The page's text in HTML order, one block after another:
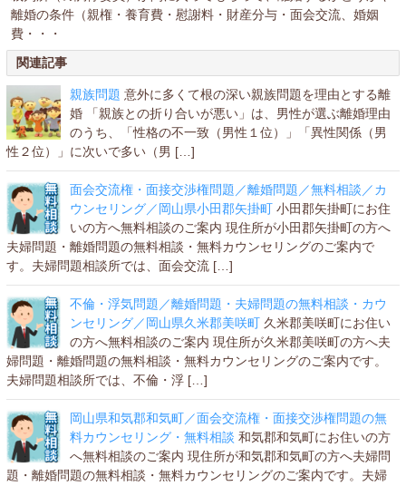
離婚の条件（親権・養育費・慰謝料・財産分与・面会交流、婚姻
費・・・
関連記事
親族問題 意外に多くて根の深い親族問題を理由とする離
婚 「親族との折り合いが悪い」は、男性が選ぶ離婚理由
のうち、「性格の不一致（男性１位）」「異性関係（男
性２位）」に次いで多い（男 […]
面会交流権・面接交渉権問題／離婚問題／無料相談／カ
ウンセリング／岡山県小田郡矢掛町 小田郡矢掛町にお住
いの方へ無料相談のご案内 現住所が小田郡矢掛町の方へ
夫婦問題・離婚問題の無料相談・無料カウンセリングのご案内で
す。夫婦問題相談所では、面会交流 […]
不倫・浮気問題／離婚問題・夫婦問題の無料相談・カウ
ンセリング／岡山県久米郡美咲町 久米郡美咲町にお住い
の方へ無料相談のご案内 現住所が久米郡美咲町の方へ夫
婦問題・離婚問題の無料相談・無料カウンセリングのご案内です。
夫婦問題相談所では、不倫・浮 […]
岡山県和気郡和気町／面会交流権・面接交渉権問題の無
料カウンセリング・無料相談 和気郡和気町にお住いの方
へ無料相談のご案内 現住所が和気郡和気町の方へ夫婦問
題・離婚問題の無料相談・無料カウンセリングのご案内です。夫婦